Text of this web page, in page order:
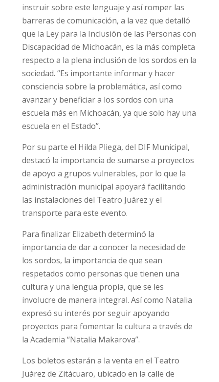
instruir sobre este lenguaje y así romper las
barreras de comunicación, a la vez que detalló
que la Ley para la Inclusión de las Personas con
Discapacidad de Michoacán, es la más completa
respecto a la plena inclusión de los sordos en la
sociedad. “Es importante informar y hacer
consciencia sobre la problemática, así como
avanzar y beneficiar a los sordos con una
escuela más en Michoacán, ya que solo hay una
escuela en el Estado”.
Por su parte el Hilda Pliega, del DIF Municipal,
destacó la importancia de sumarse a proyectos
de apoyo a grupos vulnerables, por lo que la
administración municipal apoyará facilitando
las instalaciones del Teatro Juárez y el
transporte para este evento.
Para finalizar Elizabeth determinó la
importancia de dar a conocer la necesidad de
los sordos, la importancia de que sean
respetados como personas que tienen una
cultura y una lengua propia, que se les
involucre de manera integral. Así como Natalia
expresó su interés por seguir apoyando
proyectos para fomentar la cultura a través de
la Academia “Natalia Makarova”.
Los boletos estarán a la venta en el Teatro
Juárez de Zitácuaro, ubicado en la calle de